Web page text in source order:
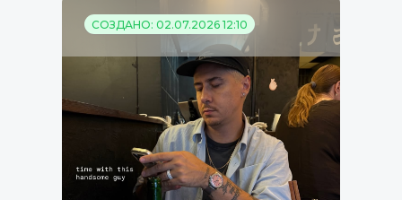
СОЗДАНО: 02.07.2026 12:10